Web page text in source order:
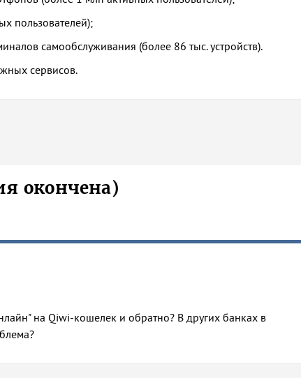
пользователей);
самообслуживания (более 86 тыс. устройств).
сервисов.
окончена)
на Qiwi-кошелек и обратно? В других банках в